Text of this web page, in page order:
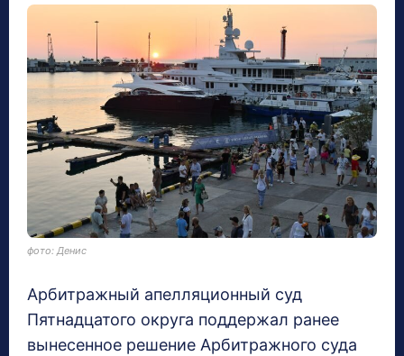
фото: Денис
Арбитражный апелляционный суд
Пятнадцатого округа поддержал ранее
вынесенное решение Арбитражного суда